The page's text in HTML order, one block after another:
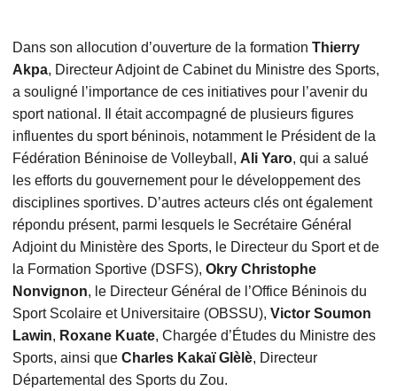
Dans son allocution d’ouverture de la formation Thierry
Akpa, Directeur Adjoint de Cabinet du Ministre des Sports,
a souligné l’importance de ces initiatives pour l’avenir du
sport national. Il était accompagné de plusieurs figures
influentes du sport béninois, notamment le Président de la
Fédération Béninoise de Volleyball, Ali Yaro, qui a salué
les efforts du gouvernement pour le développement des
disciplines sportives. D’autres acteurs clés ont également
répondu présent, parmi lesquels le Secrétaire Général
Adjoint du Ministère des Sports, le Directeur du Sport et de
la Formation Sportive (DSFS), Okry Christophe
Nonvignon, le Directeur Général de l’Office Béninois du
Sport Scolaire et Universitaire (OBSSU), Victor Soumon
Lawin, Roxane Kuate, Chargée d’Études du Ministre des
Sports, ainsi que Charles Kakaï Glèlè, Directeur
Départemental des Sports du Zou.